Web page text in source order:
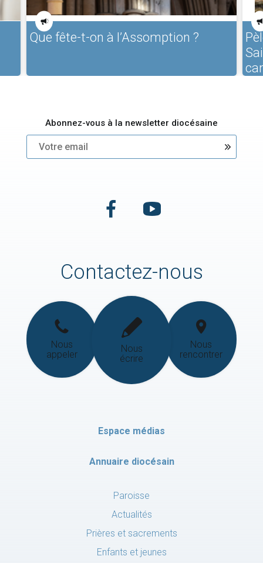
Que fête-t-on à l’Assomption ?
Abonnez-vous à la newsletter diocésaine
Contactez-nous
Nous
appeler
Nous
écrire
Nous
rencontrer
Espace médias
Annuaire diocésain
Paroisse
Actualités
Prières et sacrements
Enfants et jeunes